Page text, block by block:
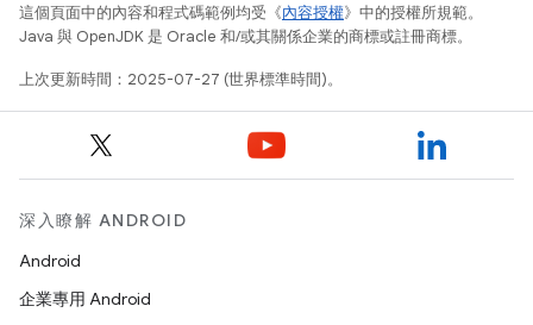
這個頁面中的內容和程式碼範例均受《內容授權》中的授權所規範。
Java 與 OpenJDK 是 Oracle 和/或其關係企業的商標或註冊商標。
上次更新時間：2025-07-27 (世界標準時間)。
深入瞭解 ANDROID
Android
企業專用 Android